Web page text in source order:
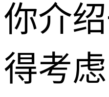
你介
得考